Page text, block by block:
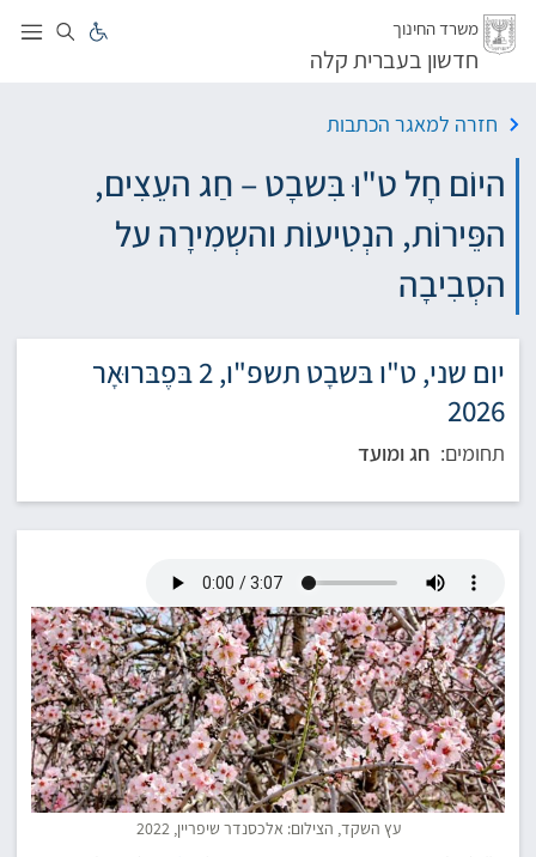
דלג
משרד החינוך
חדשון בעברית קלה
חזרה למאגר הכתבות
היוֹם חָל ט"וּ בִּשבָט – חַג העֵצִים,
הפֵּירוֹת, הנְטִיעוֹת והשְמִירָה על
הסְבִיבָה
יום שני, ט"ו בּשבָט תשפ"ו, 2 בּפֶבּרוּאָר
2026
תחומים: חג ומועד
עץ השקד, הצילום: אלכסנדר שיפריין, 2022